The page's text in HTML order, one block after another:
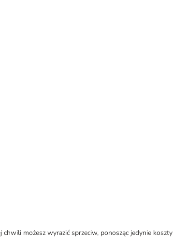
możesz wyrazić sprzeciw, ponosząc jedynie koszty